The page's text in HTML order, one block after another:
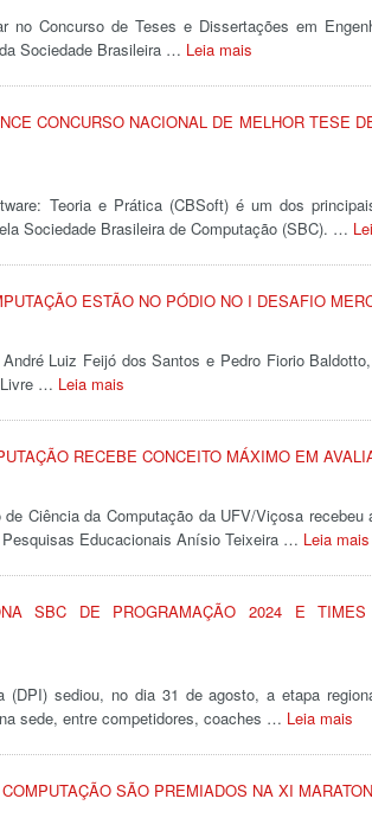
no Concurso de Teses e Dissertações em
Sociedade Brasileira … Leia mais
CONCURSO NACIONAL DE MELHOR TESE
Teoria e Prática (CBSoft) é um dos
Sociedade Brasileira de Computação (SBC). …
ESTÃO NO PÓDIO NO I DESAFIO
Luiz Feijó dos Santos e Pedro Fiorio
… Leia mais
RECEBE CONCEITO MÁXIMO EM
Ciência da Computação da UFV/Viçosa
Educacionais Anísio Teixeira … Leia mais
SBC DE PROGRAMAÇÃO 2024 E TIMES
(DPI) sediou, no dia 31 de agosto, a etapa
sede, entre competidores, coaches … Leia mais
SÃO PREMIADOS NA XI